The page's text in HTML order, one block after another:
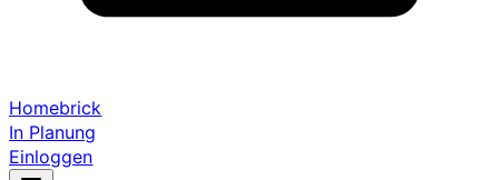
Homebrick
In Planung
Einloggen